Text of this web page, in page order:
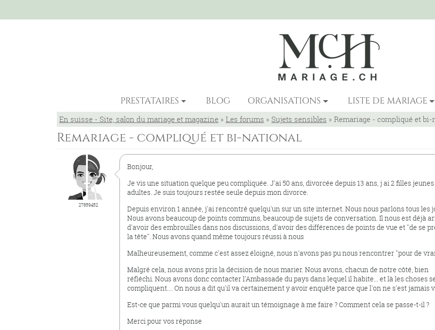
PRESTATAIRES BLOG ORGANISATIONS LISTE DE MARIAGE
En suisse - Site, salon du mariage et magazine » Les forums » Sujets sensibles » Remariage - compliqué et
Remariage - compliqué et bi-national
27859452
Bonjour,
Je vis une situation quelque peu compliquée. J'ai 50 ans, divorcée depuis 13 ans, j ai 2 filles jeunes
adultes. Je suis toujours restée seule depuis mon divorce.
Depuis environ 1 année, j'ai rencontré quelqu'un sur un site internet. Nous nous parlons tous les
Nous avons beaucoup de points communs, beaucoup de sujets de conversation. Il nous est déjà
d'avoir des embrouilles dans nos discussions, d'avoir des différences de points de vue et "de se
la tête". Nous avons quand même toujours réussi à nous
Malheureusement, comme c'est assez éloigné, nous n'avons pas pu nous rencontrer "pour de
Malgré cela, nous avons pris la décision de nous marier. Nous avons, chacun de notre côté, bien
réfléchi. Nous avons donc contacter l'Ambassade du pays dans lequel il habite... et là les choses
compliquent.... On nous a dit qu'il va certainement y avoir enquête parce que l'on ne s'est jamais
Est-ce que parmi vous quelqu'un aurait un témoignage à me faire ? Comment cela se passe-t-il ?
Merci pour vos réponse